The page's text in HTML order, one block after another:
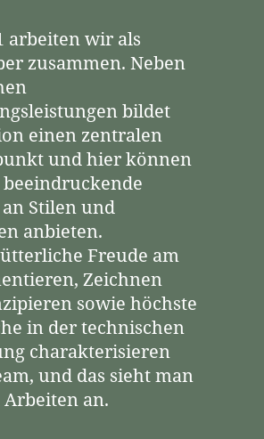
arbeiten wir als
zusammen. Neben
bildet
einen zentralen
und hier können
Stilen und
anbieten.
Freude am
Zeichnen
sowie höchste
in der technischen
charakterisieren
und das sieht man
an.